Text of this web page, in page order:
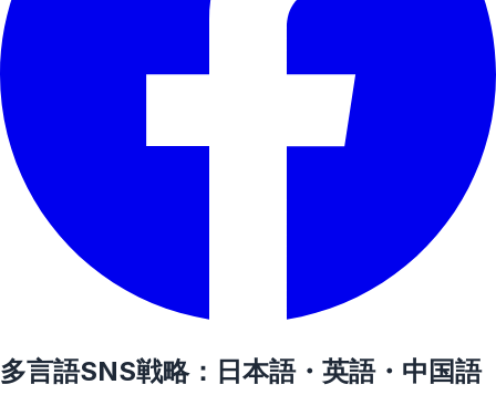
多言語SNS戦略：日本語・英語・中国語